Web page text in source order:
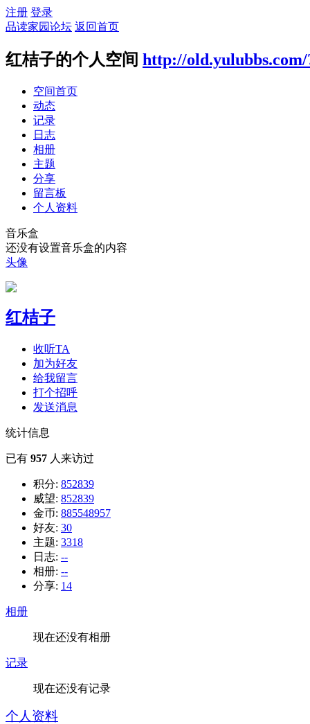
注册 登录
品读家园论坛 返回首页
红桔子的个人空间 http://old.yulubbs.com/
空间首页
动态
记录
日志
相册
主题
分享
留言板
个人资料
音乐盒
还没有设置音乐盒的内容
头像
红桔子
收听TA
加为好友
给我留言
打个招呼
发送消息
统计信息
已有 957 人来访过
积分: 852839
威望: 852839
金币: 885548957
好友: 30
主题: 3318
日志: --
相册: --
分享: 14
相册
现在还没有相册
记录
现在还没有记录
个人资料